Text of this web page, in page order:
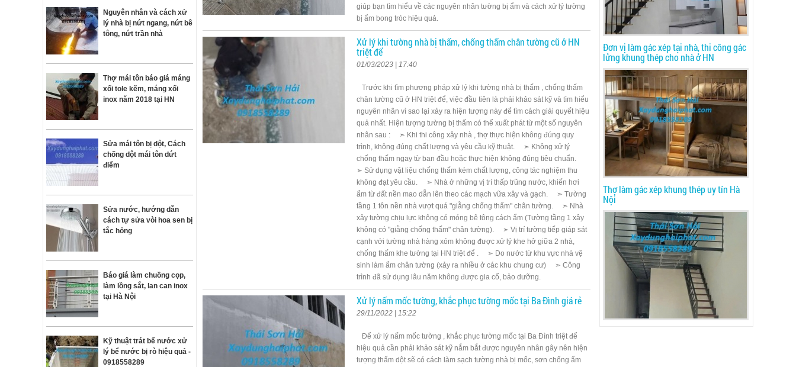
Nguyên nhân và cách xử
lý nhà bị nứt ngang, nứt bê
tông, nứt trần nhà
Thợ mái tôn báo giá máng
xối tole kẽm, máng xối
inox năm 2018 tại HN
Sửa mái tôn bị dột, Cách
chống dột mái tôn dứt
điểm
Sửa nước, hướng dẫn
cách tự sửa vòi hoa sen bị
tắc hỏng
Báo giá làm chuồng cọp,
làm lồng sắt, lan can inox
tại Hà Nội
Kỹ thuật trát bể nước xử
lý bể nước bị rò hiệu quả -
0918558289
giúp bạn tìm hiểu về các nguyên nhân tường bị ẩm và cách xử lý tường
bị ẩm bong tróc hiệu quả.
Xử lý khi tường nhà bị thấm, chống thấm chân tường cũ ở HN
triệt để
01/03/2023 | 17:40
Trước khi tìm phương pháp xử lý khi tường nhà bị thấm , chống thấm
chân tường cũ ở HN triệt để, việc đầu tiên là phải khảo sát kỹ và tìm hiểu
nguyên nhân vì sao lại xảy ra hiện tượng này để tìm cách giải quyết hiệu
quả nhất. Hiện tượng tường bị thấm có thể xuất phát từ một số nguyên
nhân sau : ➣ Khi thi công xây nhà , thợ thực hiện không đúng quy
trình, không đúng chất lượng và yêu cầu kỹ thuật. ➣ Không xử lý
chống thấm ngay từ ban đầu hoặc thực hiện không đúng tiêu chuẩn.
➣ Sử dụng vật liệu chống thấm kém chất lượng, công tác nghiệm thu
không đạt yêu cầu. ➣ Nhà ở những vị trí thấp trũng nước, khiến hơi
ẩm từ đất nền mao dẫn lên theo các mạch vữa xây và gạch. ➣ Tường
tầng 1 tôn nền nhà vượt quá "giằng chống thấm" chân tường. ➣ Nhà
xây tường chịu lực không có móng bê tông cách ẩm (Tường tầng 1 xây
không có "giằng chống thấm" chân tường). ➣ Vị trí tường tiếp giáp sát
cạnh với tường nhà hàng xóm không được xử lý khe hở giữa 2 nhà,
chống thấm khe tường tại HN triệt để . ➣ Do nước từ khu vực nhà vệ
sinh làm ẩm chân tường (xảy ra nhiều ở các khu chung cư) ➣ Công
trình đã sử dụng lâu năm không được gia cố, bảo dưỡng.
Xử lý nấm mốc tường, khắc phục tường mốc tại Ba Đình giá rẻ
29/11/2022 | 15:22
Để xử lý nấm mốc tường , khắc phục tường mốc tại Ba Đình triệt để
hiệu quả cần phải khảo sát kỹ nắm bắt được nguyên nhân gây nên hiện
tượng thấm dột sẽ có cách làm sạch tường nhà bị mốc, sơn chống ẩm
Đơn vị làm gác xép tại nhà, thi công gác
lửng khung thép cho nhà ở HN
Thợ làm gác xép khung thép uy tín Hà
Nội